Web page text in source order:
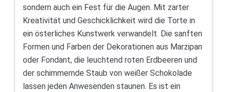
sondern auch ein Fest für die Augen. Mit zarter
Kreativität und Geschicklichkeit wird die Torte in
ein österliches Kunstwerk verwandelt. Die sanften
Formen und Farben der Dekorationen aus Marzipan
oder Fondant, die leuchtend roten Erdbeeren und
der schimmernde Staub von weißer Schokolade
lassen jeden Anwesenden staunen. Es ist ein